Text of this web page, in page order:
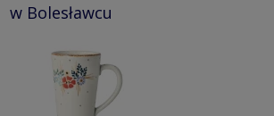
w Bolesławcu